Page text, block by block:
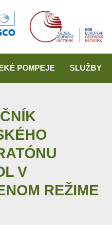
POMPEJE SLUŽBY
V
REŽIME